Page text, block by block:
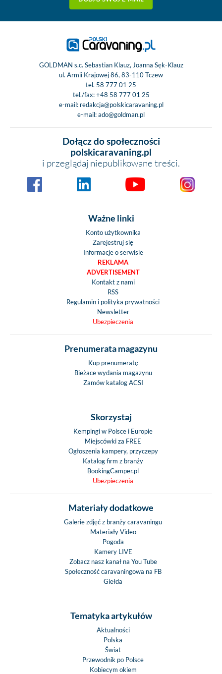
GOLDMAN s.c. Sebastian Klauz, Joanna Sęk-Klauz
ul. Armii Krajowej 86, 83-110 Tczew
tel. 58 777 01 25
tel./fax:+48 58 777 01 25
e-mail: redakcja@polskicaravaning.pl
e-mail:ado@goldman.pl
Dołącz do społeczności
polskicaravaning.pl
i przeglądaj niepublikowane treści.
Ważne linki
Konto użytkownika
Zarejestruj się
Informacje o serwisie
REKLAMA
ADVERTISEMENT
Kontakt z nami
RSS
Regulamin i polityka prywatności
Newsletter
Ubezpieczenia
Prenumerata magazynu
Kup prenumeratę
Bieżace wydania magazynu
Zamów katalog ACSI
Skorzystaj
Kempingi w Polsce i Europie
Miejscówki za FREE
Ogłoszenia kampery, przyczepy
Katalog firm z branży
BookingCamper.pl
Ubezpieczenia
Materiały dodatkowe
Galerie zdjęć z branży caravaningu
Materiały Video
Pogoda
Kamery LIVE
Zobacz nasz kanał na You Tube
Społeczność caravaningowa na FB
Giełda
Tematyka artykułów
Aktualności
Polska
Świat
Przewodnik po Polsce
Kobiecym okiem